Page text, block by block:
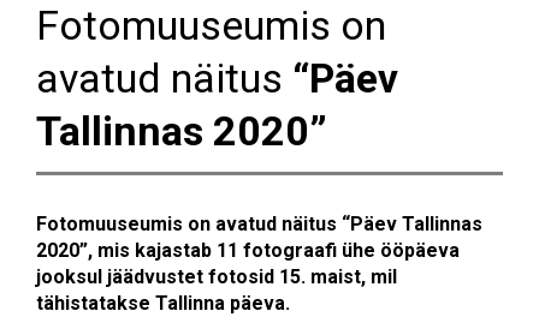
Fotomuuseumis on
avatud näitus “Päev
Tallinnas 2020”
Fotomuuseumis on avatud näitus “Päev Tallinnas
2020”, mis kajastab 11 fotograafi ühe ööpäeva
jooksul jäädvustet fotosid 15. maist, mil
tähistatakse Tallinna päeva.